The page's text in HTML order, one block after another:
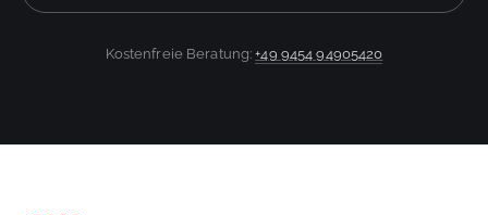
Kostenfreie Beratung:+49 9454 94905420